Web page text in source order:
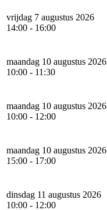
vrijdag 7 augustus 2026
14:00 - 16:00
maandag 10 augustus 2026
10:00 - 11:30
maandag 10 augustus 2026
10:00 - 12:00
maandag 10 augustus 2026
15:00 - 17:00
dinsdag 11 augustus 2026
10:00 - 12:00